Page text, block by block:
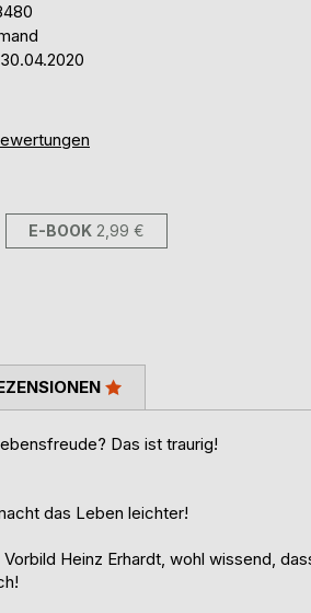
E-BOOK 2,99 €
Das ist traurig!
das Leben leichter!
Heinz Erhardt, wohl wissend,